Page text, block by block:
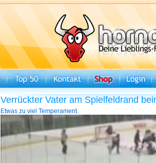
Verrückter Vater am Spielfeldrand
Etwas zu viel Temperament.